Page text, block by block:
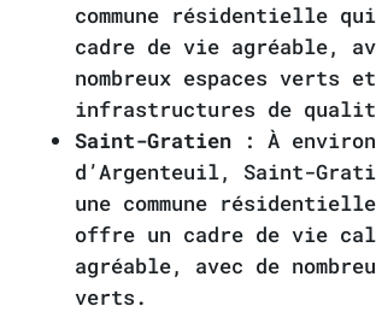
commune résidentielle
cadre de vie agréable,
nombreux espaces verts
infrastructures de
Saint-Gratien: À environ
d’Argenteuil, Saint-
une commune
offre un cadre de vie
agréable, avec de
verts.